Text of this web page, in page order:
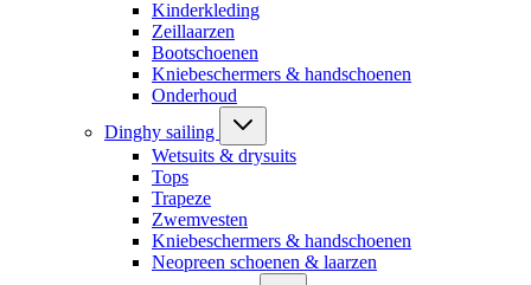
Kinderkleding
Zeillaarzen
Bootschoenen
Kniebeschermers & handschoenen
Onderhoud
Dinghy sailing
Wetsuits & drysuits
Tops
Trapeze
Zwemvesten
Kniebeschermers & handschoenen
Neopreen schoenen & laarzen